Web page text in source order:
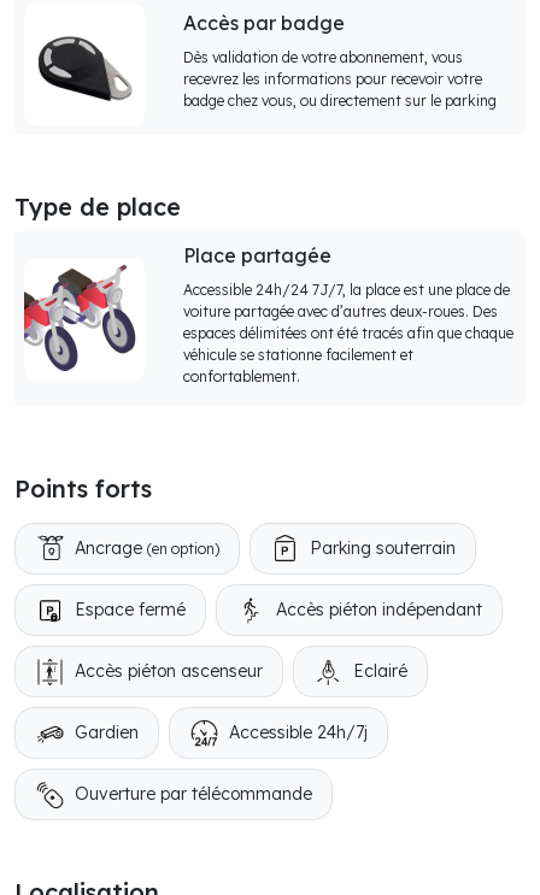
Accès par badge
Dès validation de votre abonnement, vous
recevrez les informations pour recevoir votre
badge chez vous, ou directement sur le parking
Type de place
Place partagée
Accessible 24h/24 7J/7, la place est une place de
voiture partagée avec d’autres deux-roues. Des
espaces délimitées ont été tracés afin que chaque
véhicule se stationne facilement et
confortablement.
Points forts
Ancrage (en option) Parking souterrain
Espace fermé Accès piéton indépendant
Accès piéton ascenseur Eclairé
Gardien Accessible 24h/7j
Ouverture par télécommande